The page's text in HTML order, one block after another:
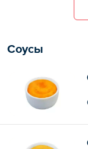
Соусы